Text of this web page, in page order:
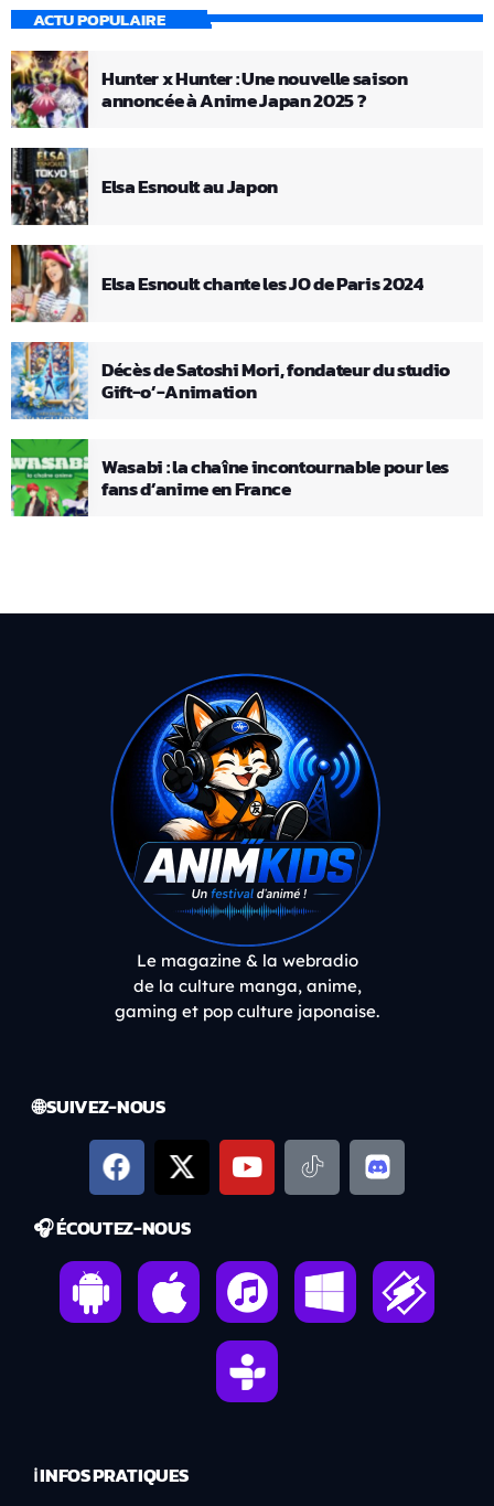
ACTU POPULAIRE
Hunter x Hunter : Une nouvelle saison
annoncée à Anime Japan 2025 ?
Elsa Esnoult au Japon
Elsa Esnoult chante les JO de Paris 2024
Décès de Satoshi Mori, fondateur du studio
Gift-o’-Animation
Wasabi : la chaîne incontournable pour les
fans d’anime en France
Le magazine & la webradio
de la culture manga, anime,
gaming et pop culture japonaise.
🌐 SUIVEZ-NOUS
🎧 ÉCOUTEZ-NOUS
ℹ️ INFOS PRATIQUES